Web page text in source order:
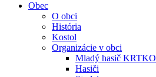
Obec
O obci
História
Kostol
Organizácie v obci
Mladý hasič KRTKO
Hasiči